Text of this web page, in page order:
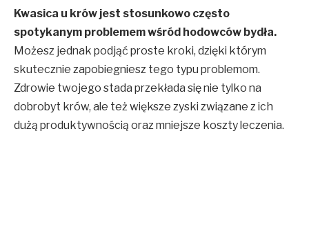
Kwasica u krów jest stosunkowo często
spotykanym problemem wśród hodowców bydła.
Możesz jednak podjąć proste kroki, dzięki którym
skutecznie zapobiegniesz tego typu problemom.
Zdrowie twojego stada przekłada się nie tylko na
dobrobyt krów, ale też większe zyski związane z ich
dużą produktywnością oraz mniejsze koszty leczenia.